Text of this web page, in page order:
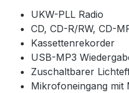
UKW-PLL Radio
CD, CD-R/RW, CD-
Kassettenrekorder
USB-MP3
Zuschaltbarer
Mikrofoneingang mit